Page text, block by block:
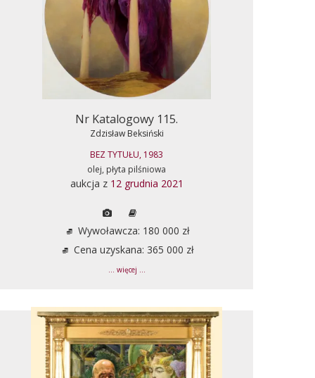
Nr Katalogowy 115.
Zdzisław Beksiński
BEZ TYTUŁU, 1983
olej, płyta pilśniowa
aukcja z 12 grudnia 2021
Wywoławcza: 180 000 zł
Cena uzyskana: 365 000 zł
... więcej ...